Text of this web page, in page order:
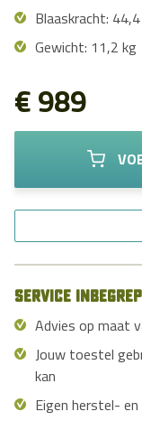
Blaaskracht:
Gewicht: 11,2 kg
€ 989
Service
Advies op maat
Jouw toestel
kan
Eigen herstel-